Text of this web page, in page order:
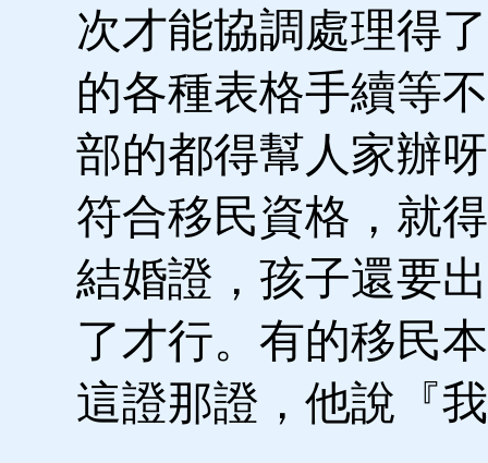
次才能協調處理得
的各種表格手續等
部的都得幫人家辦
符合移民資格，就
結婚證，孩子還要
了才行。有的移民
這證那證，他說『